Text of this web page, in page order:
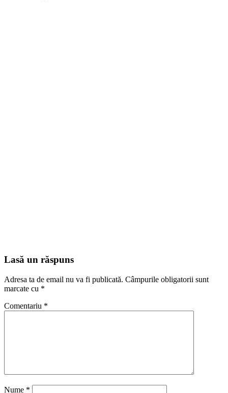
Lasă un răspuns
Adresa ta de email nu va fi publicată. Câmpurile obligatorii sunt
marcate cu *
Comentariu *
Nume *